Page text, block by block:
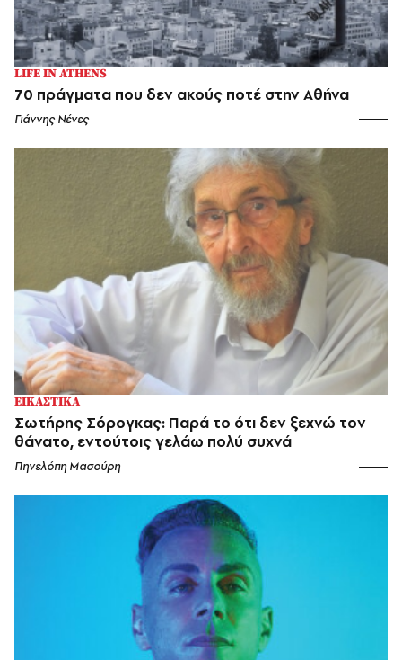
LIFE IN ATHENS
70 πράγματα που δεν ακούς ποτέ στην Αθήνα
Γιάννης Νένες
ΕΙΚΑΣΤΙΚΑ
Σωτήρης Σόρογκας: Παρά το ότι δεν ξεχνώ τον
θάνατο, εντούτοις γελάω πολύ συχνά
Πηνελόπη Μασούρη